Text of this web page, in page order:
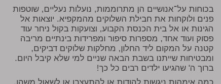
בכוחות על־אנושיים הן מתרוממות, נועלות נעליים, שוטפות
פנים ולוקחות את חבילת השלוקים מהמקפיא. יוצאות אל
הגינות או אל בית הכנסת הקבוע, וצועקות בקול ניחר עוד
פסוק ועוד אחד, מספרות סיפור ומפרידות בינתיים מריבה
קטנה על המקום ליד החלון, מחלקות שלוקים דביקים,
ומבטיחות שייתנו בשבת הבאה שניים למי שלא קיבל היום.
ברוך ה' שהגיעו ילדים רבים כל כך!